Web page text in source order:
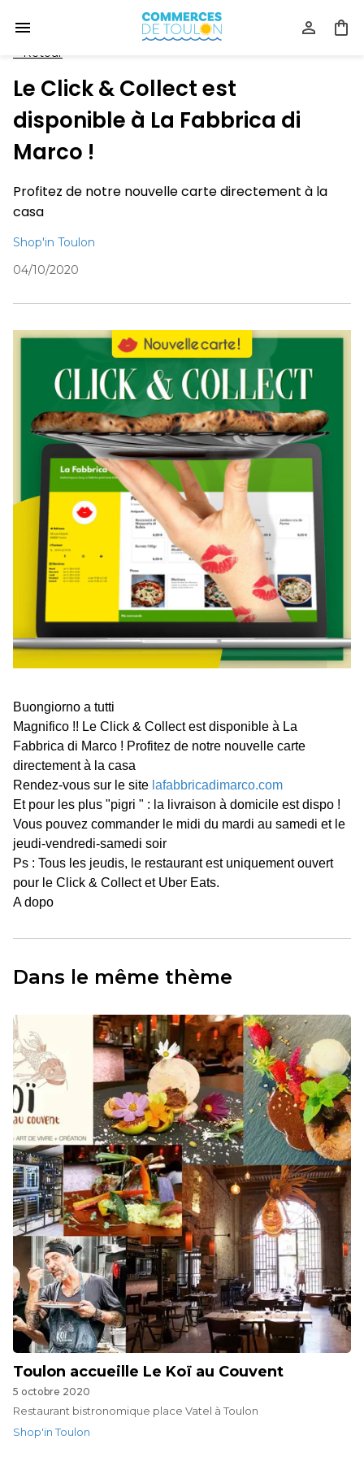
Retour
Le Click & Collect est
disponible à La Fabbrica di
Marco !
Profitez de notre nouvelle carte directement à la
casa
Shop'in Toulon
04/10/2020
Buongiorno a tutti
Magnifico !! Le Click & Collect est disponible à La
Fabbrica di Marco ! Profitez de notre nouvelle carte
directement à la casa
Rendez-vous sur le site lafabbricadimarco.com
Et pour les plus "pigri " : la livraison à domicile est dispo !
Vous pouvez commander le midi du mardi au samedi et le
jeudi-vendredi-samedi soir
Ps : Tous les jeudis, le restaurant est uniquement ouvert
pour le Click & Collect et Uber Eats.
A dopo
Dans le même thème
Toulon accueille Le Koï au Couvent
5 octobre 2020
Restaurant bistronomique place Vatel à Toulon
Shop'in Toulon